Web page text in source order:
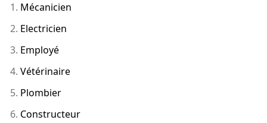
Mécanicien
Electricien
Employé
Vétérinaire
Plombier
Constructeur